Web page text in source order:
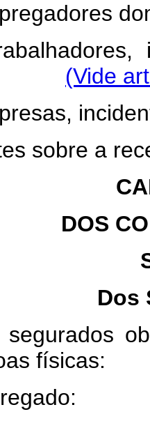
(Vide
sobre a
DOS
Dos
físicas: